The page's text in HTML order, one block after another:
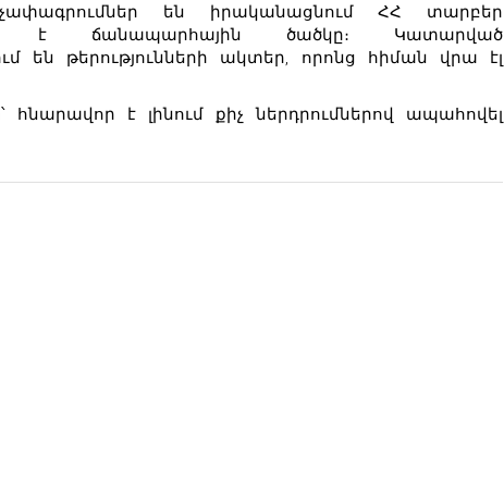
են իրականացնում ՀՀ տարբեր
է ճանապարհային ծածկը։ Կատարված
են թերությունների ակտեր, որոնց հիման վրա էլ
է լինում քիչ ներդրումներով ապահովել